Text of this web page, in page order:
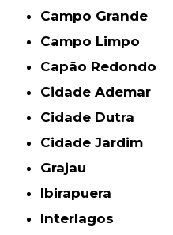
Campo Grande
Campo Limpo
Capão Redondo
Cidade Ademar
Cidade Dutra
Cidade Jardim
Grajau
Ibirapuera
Interlagos